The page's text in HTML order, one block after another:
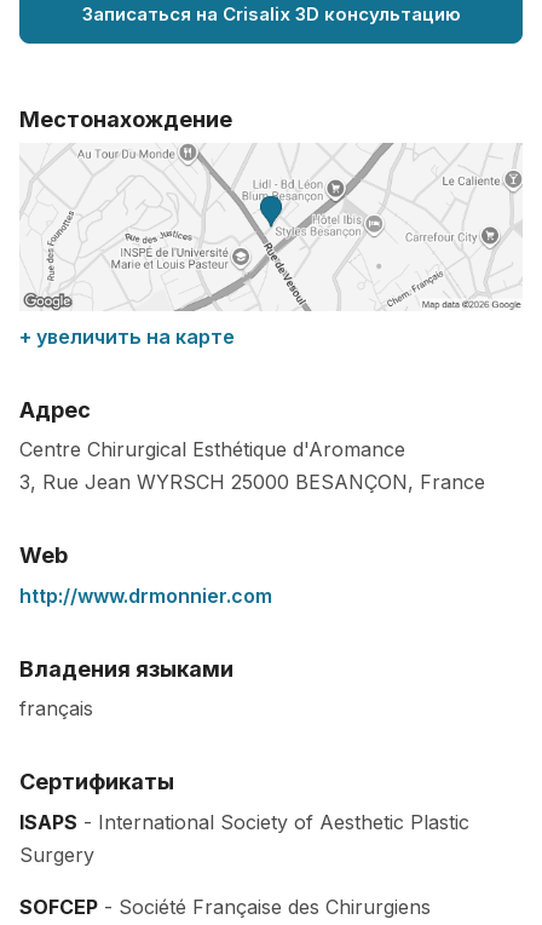
Записаться на Crisalix 3D консультацию
Местонахождение
+ увеличить на карте
Адрес
Centre Chirurgical Esthétique d'Aromance
3, Rue Jean WYRSCH 25000 BESANÇON, France
Web
http://www.drmonnier.com
Владения языками
français
Сертификаты
ISAPS - International Society of Aesthetic Plastic
Surgery
SOFCEP - Société Française des Chirurgiens